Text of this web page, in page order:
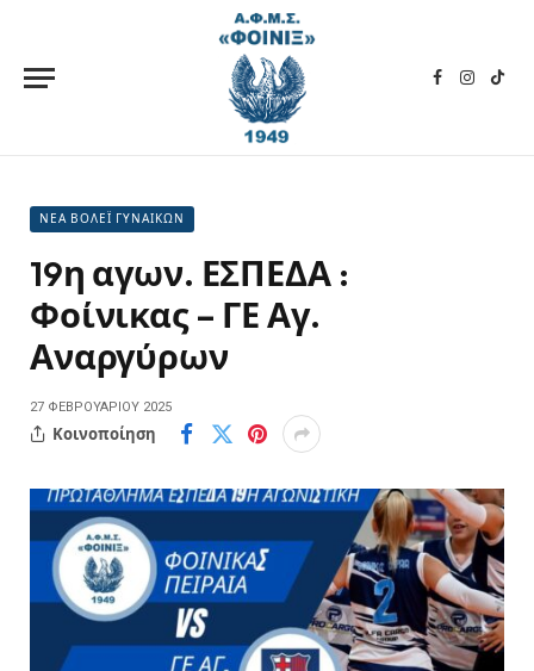
Facebook
ΝΕΑ ΒΟΛΕΪ ΓΥΝΑΙΚΩΝ
19η αγων. ΕΣΠΕΔΑ :
Φοίνικας – ΓΕ Αγ.
Αναργύρων
27 ΦΕΒΡΟΥΑΡΊΟΥ 2025
Κοινοποίηση